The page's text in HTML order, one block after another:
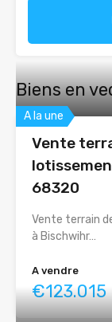
Biens en
A la une
Vente
68320
Vente terrain
à Bischwihr…
A vendre
€123.015